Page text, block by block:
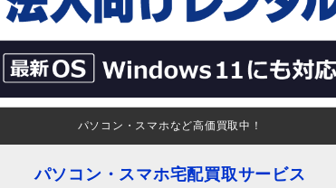
パソコン・スマホなど高価買取中！
パソコン・スマホ宅配買取サービス